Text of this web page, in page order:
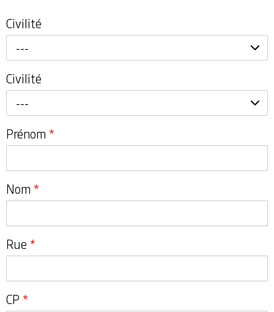
Civilité
---
Civilité
---
Prénom *
Nom *
Rue *
CP *